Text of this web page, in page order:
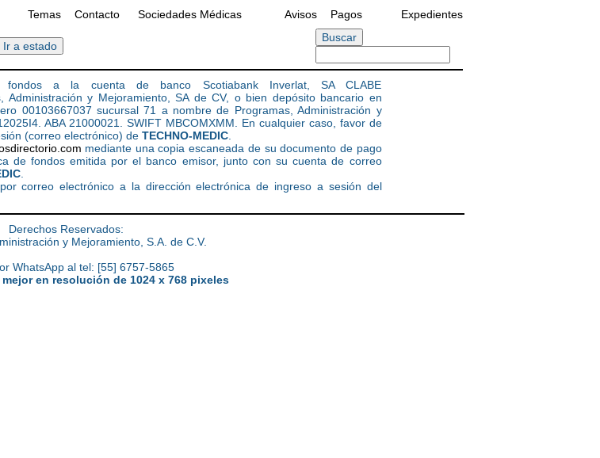
Temas Contacto Sociedades Médicas Avisos Pagos Expedientes
fondos a la cuenta de banco Scotiabank Inverlat, SA CLABE
Administración y Mejoramiento, SA de CV, o bien depósito bancario en
00103667037 sucursal 71 a nombre de Programas, Administración y
ABA 21000021. SWIFT MBCOMXMM. En cualquier caso, favor de
(correo electrónico) de TECHNO-MEDIC.
mediante una copia escaneada de su documento de pago
de fondos emitida por el banco emisor, junto con su cuenta de correo
.
correo electrónico a la dirección electrónica de ingreso a sesión del
Derechos Reservados:
y Mejoramiento, S.A. de C.V.
WhatsApp al tel: [55] 6757-5865
en resolución de 1024 x 768 pixeles